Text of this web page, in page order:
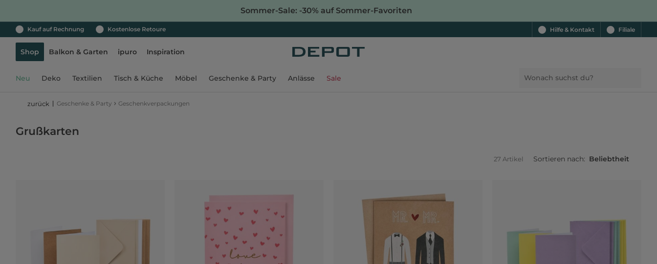
Sommer-Sale: -30% auf Sommer-Favoriten
Kauf auf Rechnung Kostenlose Retoure Hilfe & Kontakt Filiale
Shop Balkon & Garten ipuro Inspiration
Neu Deko Textilien Tisch & Küche Möbel Geschenke & Party Anlässe Sale
zurück Geschenke & Party › Geschenkverpackungen
Grußkarten
27 Artikel Sortieren nach: Beliebtheit